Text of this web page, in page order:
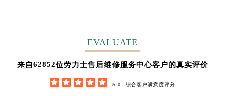
EVALUATE
来自62852位劳力士售后维修服务中心客户的真实评价
     5.0 综合客户满意度评分